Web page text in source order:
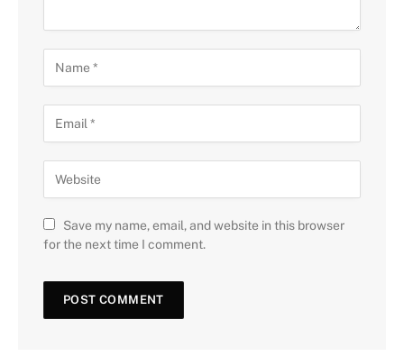
Save my name, email, and website in this browser
for the next time I comment.